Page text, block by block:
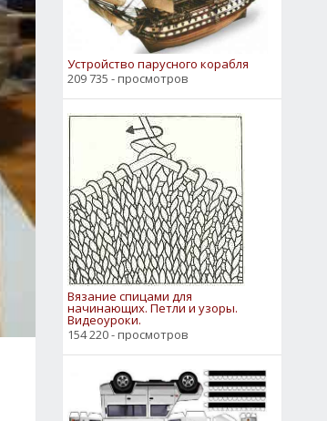
Устройство парусного корабля
209 735 - просмотров
Вязание спицами для
начинающих. Петли и узоры.
Видеоуроки.
154 220 - просмотров